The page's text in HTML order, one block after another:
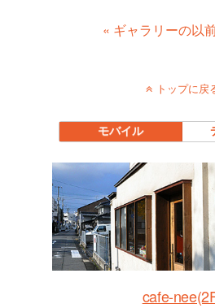
« ギャラリーの以
トップに戻
モバイル
cafe-